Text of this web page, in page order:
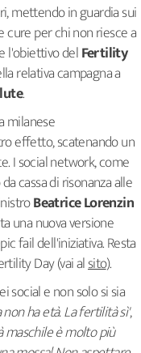
mettendo in guardia sui
per chi non riesce a
l'obiettivo delFertility
relativa campagna a
.
milanese
effetto, scatenando un
I social network, come
cassa di risonanza alle
Beatrice Lorenzin
una nuova versione
fail dell'iniziativa. Resta
Day (vai alsito).
social e non solo si sia
non ha età. La fertilità sì',
maschile è molto più